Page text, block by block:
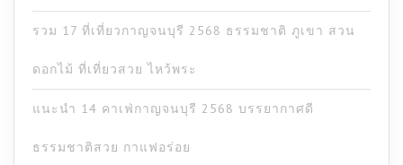
รวม 17 ที่เที่ยวกาญจนบุรี 2568 ธรรมชาติ ภูเขา สวน
ดอกไม้ ที่เที่ยวสวย ไหว้พระ
แนะนำ 14 คาเฟ่กาญจนบุรี 2568 บรรยากาศดี
ธรรมชาติสวย กาแฟอร่อย